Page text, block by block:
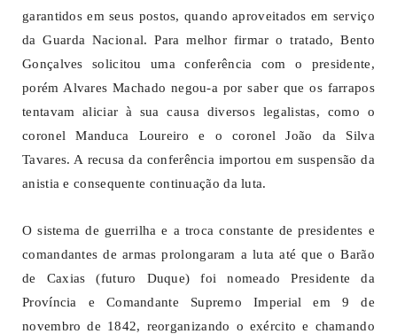
garantidos em seus postos, quando aproveitados em serviço
da Guarda Nacional. Para melhor firmar o tratado, Bento
Gonçalves solicitou uma conferência com o presidente,
porém Alvares Machado negou-a por saber que os farrapos
tentavam aliciar à sua causa diversos legalistas, como o
coronel Manduca Loureiro e o coronel João da Silva
Tavares. A recusa da conferência importou em suspensão da
anistia e consequente continuação da luta.
O sistema de guerrilha e a troca constante de presidentes e
comandantes de armas prolongaram a luta até que o Barão
de Caxias (futuro Duque) foi nomeado Presidente da
Província e Comandante Supremo Imperial em 9 de
novembro de 1842, reorganizando o exército e chamando